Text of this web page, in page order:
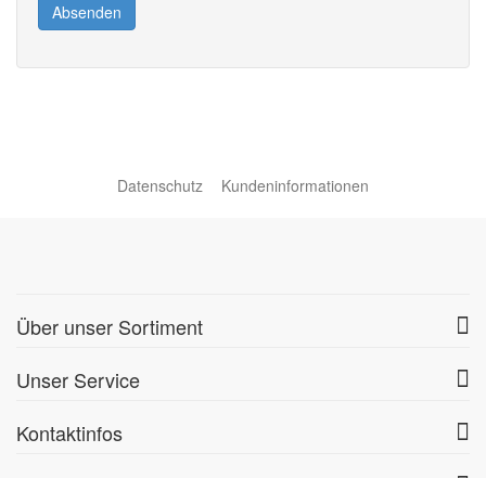
Absenden
Datenschutz Kundeninformationen
Über unser Sortiment
Unser Service
Kontaktinfos